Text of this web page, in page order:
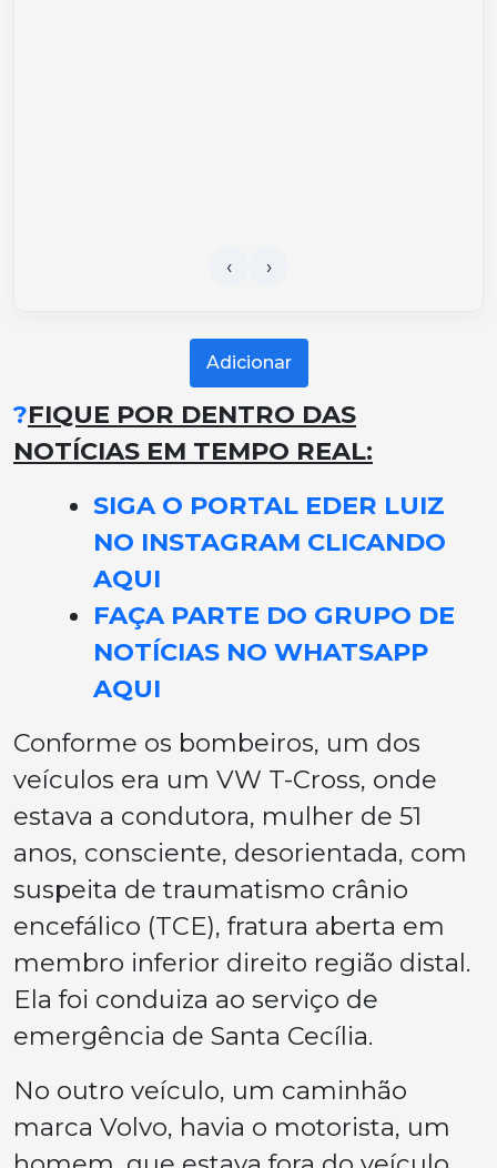
Adicionar
?FIQUE POR DENTRO DAS
NOTÍCIAS EM TEMPO REAL:
SIGA O PORTAL EDER LUIZ
NO INSTAGRAM CLICANDO
AQUI
FAÇA PARTE DO GRUPO DE
NOTÍCIAS NO WHATSAPP
AQUI
Conforme os bombeiros, um dos
veículos era um VW T-Cross, onde
estava a condutora, mulher de 51
anos, consciente, desorientada, com
suspeita de traumatismo crânio
encefálico (TCE), fratura aberta em
membro inferior direito região distal.
Ela foi conduiza ao serviço de
emergência de Santa Cecília.
No outro veículo, um caminhão
marca Volvo, havia o motorista, um